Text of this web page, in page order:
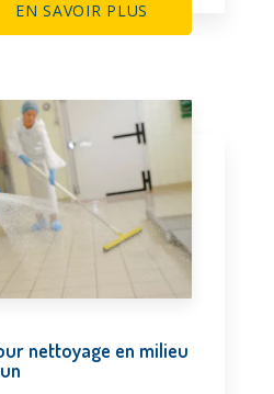
EN SAVOIR PLUS
nettoyage en milieu